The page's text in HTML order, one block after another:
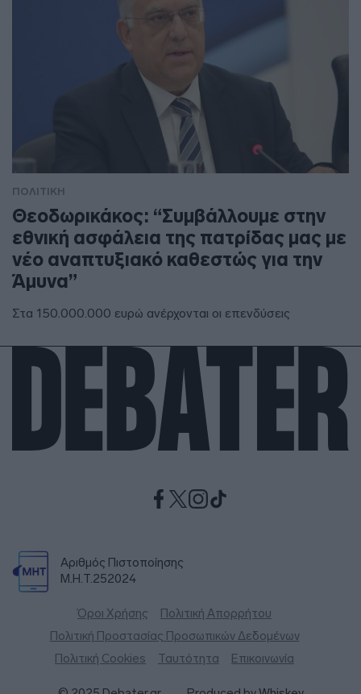
ΠΟΛΙΤΙΚΗ
Θεοδωρικάκος: “Συμβάλλουμε στην
εθνική ασφάλεια της πατρίδας μας με
νέο αναπτυξιακό καθεστώς για την
Άμυνα”
Στα 150.000.000 ευρώ ανέρχονται οι επενδύσεις
Αριθμός Πιστοποίησης
Μ.Η.Τ.252024
Όροι Χρήσης
Πολιτική Απορρήτου
Πολιτική Προστασίας Προσωπικών Δεδομένων
Πολιτική Cookies
Ταυτότητα Επικοινωνία